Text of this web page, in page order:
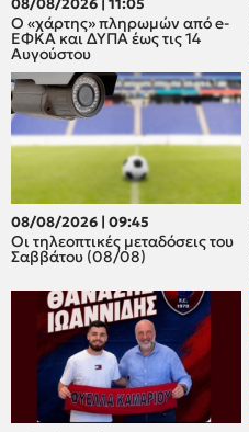
Ο «χάρτης» πληρωμών από e-
ΕΦΚΑ και ΔΥΠΑ έως τις 14
Αυγούστου
08/08/2026 | 09:45
Οι τηλεοπτικές μεταδόσεις του
Σαββάτου (08/08)